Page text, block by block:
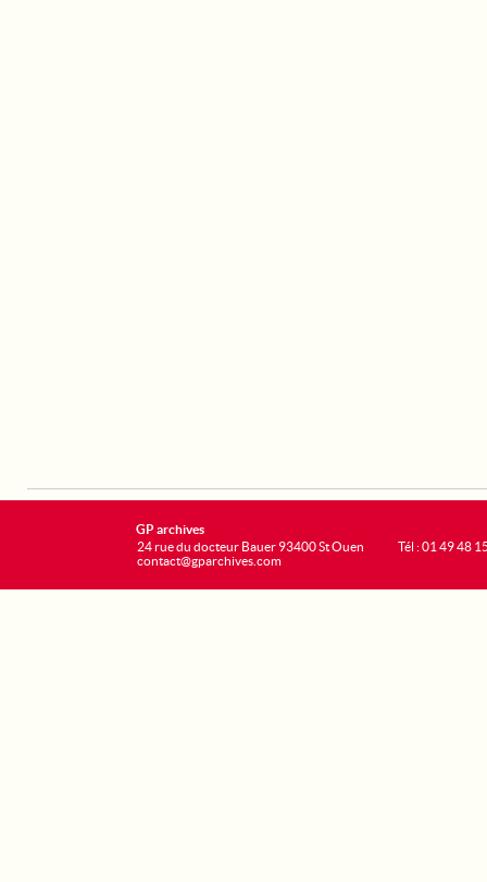
GP archives
24 rue du docteur Bauer 93400 St Ouen
contact@gparchives.com
Tél : 01 49 48